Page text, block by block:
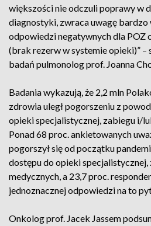
większości nie odczuli poprawy w
diagnostyki, zwraca uwagę
odpowiedzi negatywnych dla POZ
(brak rezerw w systemie opieki)” –
badań pulmonolog prof. Joanna
Badania wykazują, że 2,2 mln
zdrowia uległ pogorszeniu z
opieki specjalistycznej, zabiegu i/
Ponad 68 proc. ankietowanych
pogorszył się od początku
dostępu do opieki specjalistycznej,
medycznych, a 23,7 proc.
jednoznacznej odpowiedzi na to
Onkolog prof. Jacek Jassem